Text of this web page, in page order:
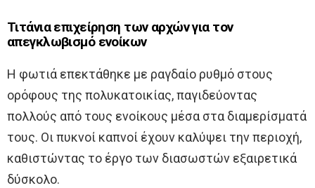
Τιτάνια επιχείρηση των αρχών για τον
απεγκλωβισμό ενοίκων
Η φωτιά επεκτάθηκε με ραγδαίο ρυθμό στους
ορόφους της πολυκατοικίας, παγιδεύοντας
πολλούς από τους ενοίκους μέσα στα διαμερίσματά
τους. Οι πυκνοί καπνοί έχουν καλύψει την περιοχή,
καθιστώντας το έργο των διασωστών εξαιρετικά
δύσκολο.